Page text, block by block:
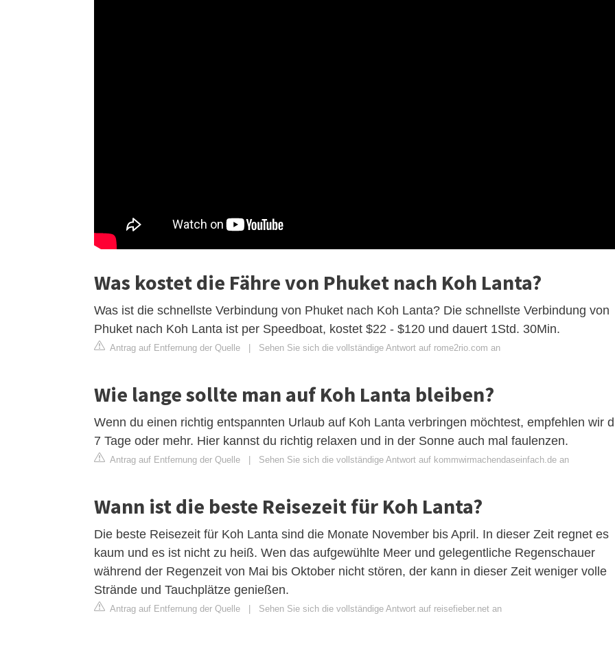
Was kostet die Fähre von Phuket nach Koh Lanta?
Was ist die schnellste Verbindung von Phuket nach Koh Lanta? Die schnellste Verbindung von
Phuket nach Koh Lanta ist per Speedboat, kostet $22 - $120 und dauert 1Std. 30Min.
Antrag auf Entfernung der Quelle | Sehen Sie sich die vollständige Antwort auf rome2rio.com an
Wie lange sollte man auf Koh Lanta bleiben?
Wenn du einen richtig entspannten Urlaub auf Koh Lanta verbringen möchtest, empfehlen wir
7 Tage oder mehr. Hier kannst du richtig relaxen und in der Sonne auch mal faulenzen.
Antrag auf Entfernung der Quelle | Sehen Sie sich die vollständige Antwort auf kommwirmachendaseinfach.de an
Wann ist die beste Reisezeit für Koh Lanta?
Die beste Reisezeit für Koh Lanta sind die Monate November bis April. In dieser Zeit regnet es
kaum und es ist nicht zu heiß. Wen das aufgewühlte Meer und gelegentliche Regenschauer
während der Regenzeit von Mai bis Oktober nicht stören, der kann in dieser Zeit weniger volle
Strände und Tauchplätze genießen.
Antrag auf Entfernung der Quelle | Sehen Sie sich die vollständige Antwort auf reisefieber.net an